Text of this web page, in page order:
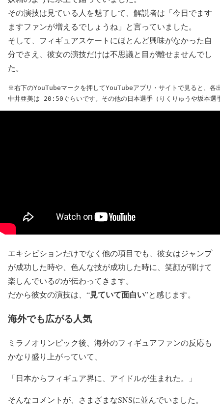
その演技は見ている人を魅了して、解説者は「今日でます
ますファンが増えるでしょうね」と言っていました。
そして、フィギュアスケートにほとんど興味がなかった自
分でさえ、彼女の演技だけは不思議と目が離せませんでし
た。
※右下のYouTubeマークを押してYouTubeアプリ・サイトで見ると、各
中井亜美は 20:50ぐらいです。その他の日本選手（りくりゅうや坂本選
エキシビションだけでなく他の項目でも、彼女はジャンプ
が成功した時や、色んな技が成功した時に、笑顔が弾けて
楽しんでいるのが伝わってきます。
だから彼女の演技は、“見ていて面白い”と感じます。
海外でも広がる人気
ミラノオリンピック後、海外のフィギュアファンの反応も
かなり盛り上がっていて、
「日本からフィギュア界に、アイドルが生まれた。」
そんなコメントが、さまざまなSNSに並んでいました。